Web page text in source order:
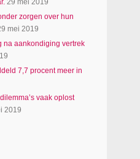
29 mei 2019
zorgen over hun
mei 2019
na aankondiging vertrek
7,7 procent meer in
vaak oplost
2019